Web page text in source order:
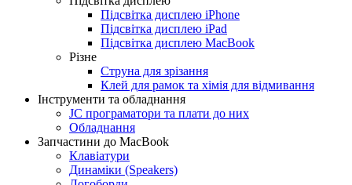
Підсвітка дисплею iPhone
Підсвітка дисплею iPad
Підсвітка дисплею MacBook
Різне
Струна для зрізання
Клей для рамок та хімія для відмивання
Інструменти та обладнання
JC програматори та плати до них
Обладнання
Запчастини до MacBook
Клавіатури
Динаміки (Speakers)